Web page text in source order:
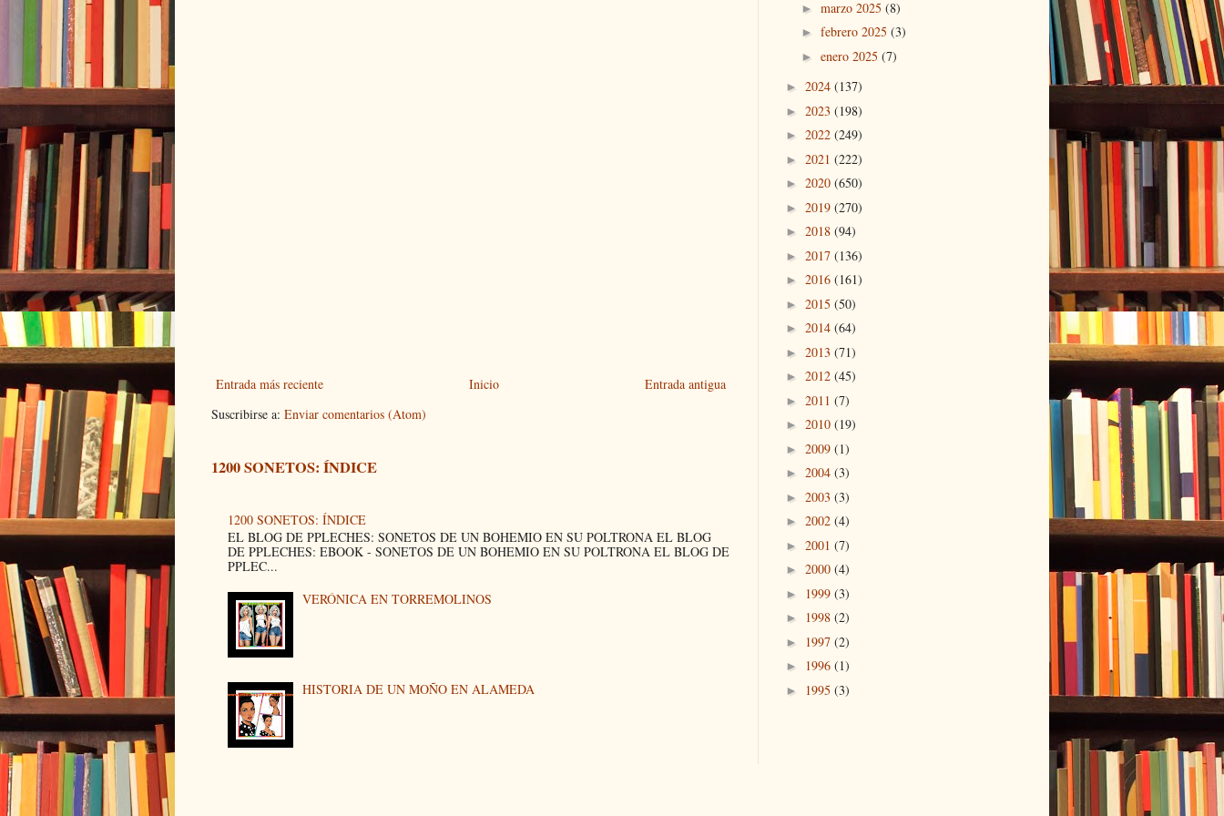
Entrada más reciente Entrada antigua
Inicio
Suscribirse a: Enviar comentarios (Atom)
1200 SONETOS: ÍNDICE
1200 SONETOS: ÍNDICE
EL BLOG DE PPLECHES: SONETOS DE UN BOHEMIO EN SU POLTRONA EL BLOG
DE PPLECHES: EBOOK - SONETOS DE UN BOHEMIO EN SU POLTRONA EL BLOG DE
PPLEC...
VERÓNICA EN TORREMOLINOS
HISTORIA DE UN MOÑO EN ALAMEDA
► marzo 2025 (8)
► febrero 2025 (3)
► enero 2025 (7)
► 2024 (137)
► 2023 (198)
► 2022 (249)
► 2021 (222)
► 2020 (650)
► 2019 (270)
► 2018 (94)
► 2017 (136)
► 2016 (161)
► 2015 (50)
► 2014 (64)
► 2013 (71)
► 2012 (45)
► 2011 (7)
► 2010 (19)
► 2009 (1)
► 2004 (3)
► 2003 (3)
► 2002 (4)
► 2001 (7)
► 2000 (4)
► 1999 (3)
► 1998 (2)
► 1997 (2)
► 1996 (1)
► 1995 (3)